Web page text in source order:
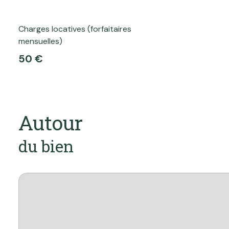
Charges locatives (forfaitaires
mensuelles)
50 €
Autour
du bien